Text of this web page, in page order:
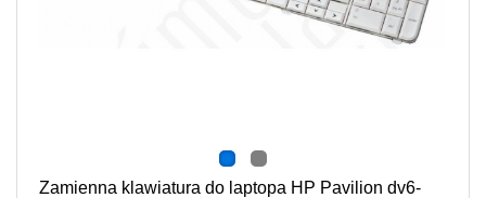
Zamienna klawiatura do laptopa HP Pavilion dv6-